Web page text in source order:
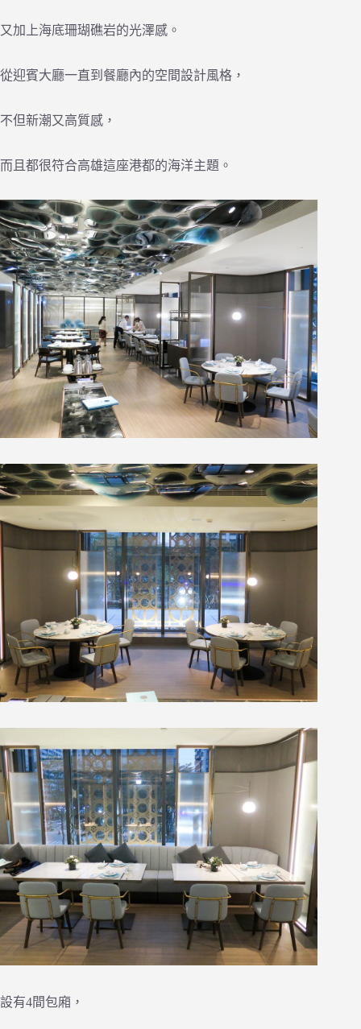
又加上海底珊瑚礁岩的光澤感。
從迎賓大廳一直到餐廳內的空間設計風格，
不但新潮又高質感，
而且都很符合高雄這座港都的海洋主題。
設有4間包廂，